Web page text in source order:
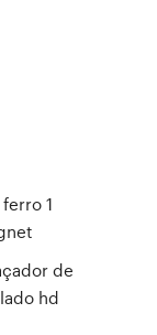
1
de
hd